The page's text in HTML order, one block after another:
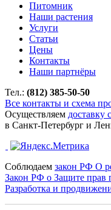
Питомник
Наши растения
Услуги
Статьи
Цены
Контакты
Наши партнёры
Тел.: (812) 385-50-50
Все контакты и схема
Осуществляем доставку
в Санкт-Петербург и
Соблюдаем закон РФ О
Закон РФ о Защите прав
Разработка и